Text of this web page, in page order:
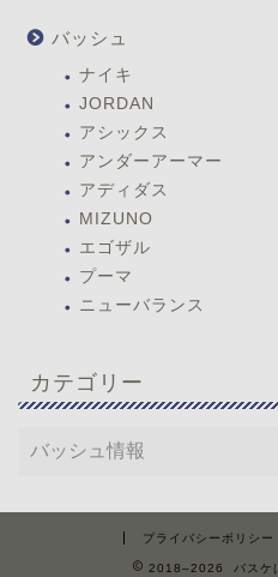
バッシュ
ナイキ
JORDAN
アシックス
アンダーアーマー
アディダス
MIZUNO
エゴザル
プーマ
ニューバランス
カテゴリー
プライバシーポリシー
2018–2026 バスケ